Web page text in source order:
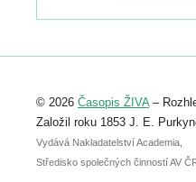
Registrovat se můžete do
abstraktu přihlášené
posteru je už 30. června.
© 2026 Časopis ŽIVA–
Založil roku 1853 J. E.
Vydává Nakladatelství Academia,
Středisko společných činností AV